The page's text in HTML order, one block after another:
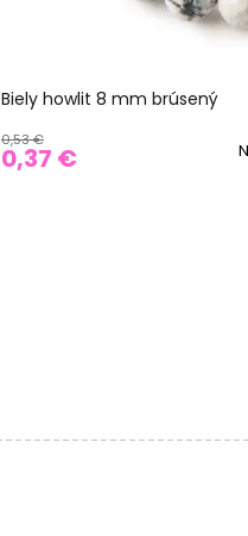
Biely howlit 8 mm brúsený
0,53 €
0,37 €